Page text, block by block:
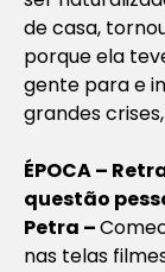
de casa,
porque ela
gente para e
grandes
ÉPOCA –
questão
Petra –
nas telas